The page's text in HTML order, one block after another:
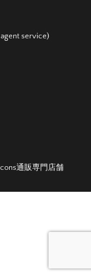
agent service)
通販専門店舗